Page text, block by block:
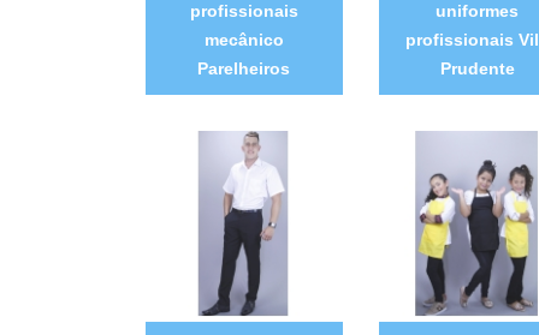
profissionais
mecânico
Parelheiros
uniformes
profissionais
Prudente